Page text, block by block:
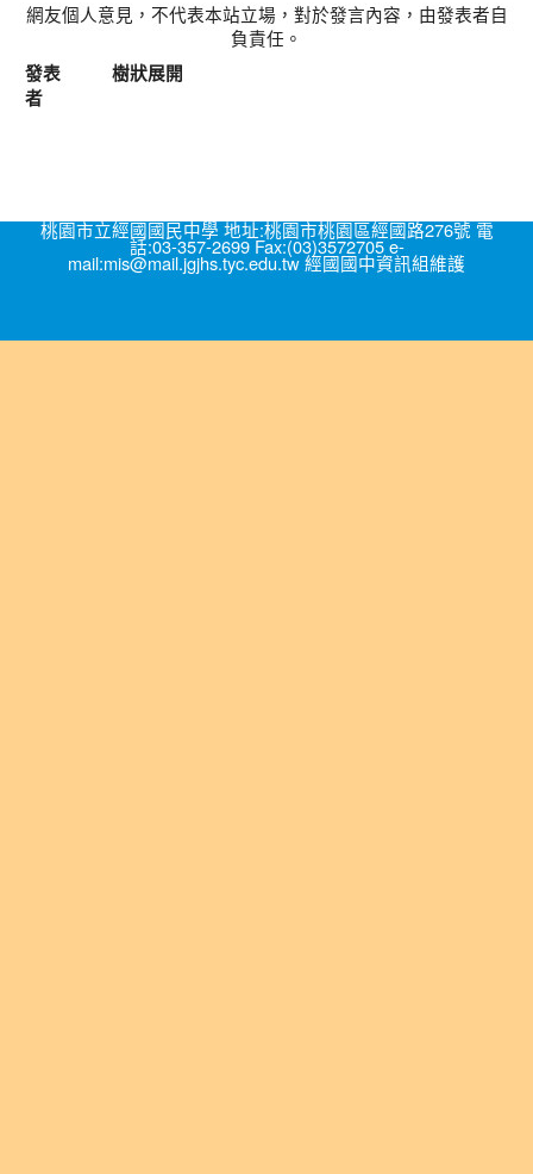
網友個人意見，不代表本站立場，對於發言內容，由發表者自
負責任。
發表
者
樹狀展開
桃園市立經國國民中學 地址:桃園市桃園區經國路276號 電
話:03-357-2699 Fax:(03)3572705 e-
mail:mis@mail.jgjhs.tyc.edu.tw 經國國中資訊組維護